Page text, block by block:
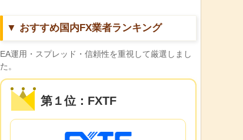
▼ おすすめ国内FX業者ランキング
EA運用・スプレッド・信頼性を重視して厳選しまし
た。
第１位：FXTF